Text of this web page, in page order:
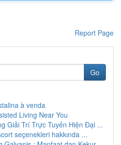
Report Page
Go
à venda
Living Near You
Giải Trí Trực Tuyến Hiện Đại ...
seçenekleri hakkında ...